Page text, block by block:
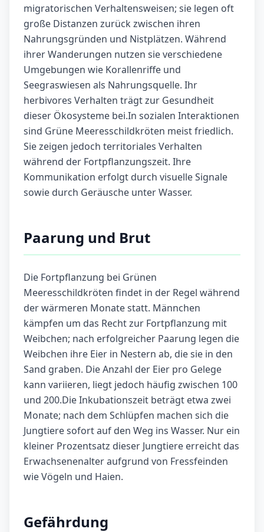
migratorischen Verhaltensweisen; sie legen oft
große Distanzen zurück zwischen ihren
Nahrungsgründen und Nistplätzen. Während
ihrer Wanderungen nutzen sie verschiedene
Umgebungen wie Korallenriffe und
Seegraswiesen als Nahrungsquelle. Ihr
herbivores Verhalten trägt zur Gesundheit
dieser Ökosysteme bei.In sozialen Interaktionen
sind Grüne Meeresschildkröten meist friedlich.
Sie zeigen jedoch territoriales Verhalten
während der Fortpflanzungszeit. Ihre
Kommunikation erfolgt durch visuelle Signale
sowie durch Geräusche unter Wasser.
Paarung und Brut
Die Fortpflanzung bei Grünen
Meeresschildkröten findet in der Regel während
der wärmeren Monate statt. Männchen
kämpfen um das Recht zur Fortpflanzung mit
Weibchen; nach erfolgreicher Paarung legen die
Weibchen ihre Eier in Nestern ab, die sie in den
Sand graben. Die Anzahl der Eier pro Gelege
kann variieren, liegt jedoch häufig zwischen 100
und 200.Die Inkubationszeit beträgt etwa zwei
Monate; nach dem Schlüpfen machen sich die
Jungtiere sofort auf den Weg ins Wasser. Nur ein
kleiner Prozentsatz dieser Jungtiere erreicht das
Erwachsenenalter aufgrund von Fressfeinden
wie Vögeln und Haien.
Gefährdung